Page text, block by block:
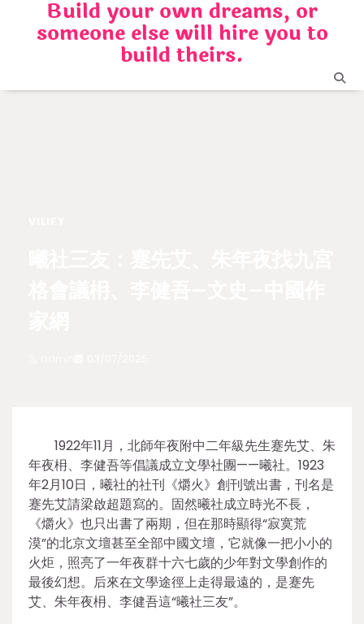
Build your own dreams, or
someone else will hire you to
build theirs.
1922年11月，北師年夜附中二年級先生蹇先艾、朱
年夜枏、李健吾等倡議成立文學社團——曦社。1923
年2月10日，曦社的社刊《爝火》創刊號出書，刊名是
蹇先艾請梁啟超題寫的。固然曦社成立時光不長，
《爝火》也只出書了兩期，但在那時顯得“寂寞荒
漠”的北京文壇甚至全部中國文壇，它就像一把小小的
火炬，照亮了一年夜群十六七歲的少年對文學創作的
最後幻想。后來在文學途徑上走得最遠的，是蹇先
艾、朱年夜枏、李健吾這“曦社三友”。